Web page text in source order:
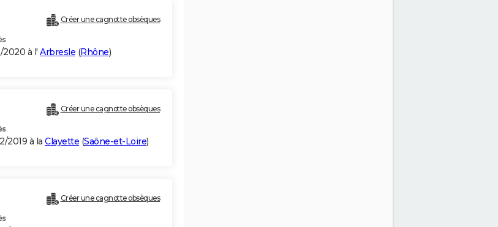
Créer une cagnotte obsèques
2020 à l' Arbresle (Rhône)
Créer une cagnotte obsèques
2019 à la Clayette (Saône-et-Loire)
Créer une cagnotte obsèques